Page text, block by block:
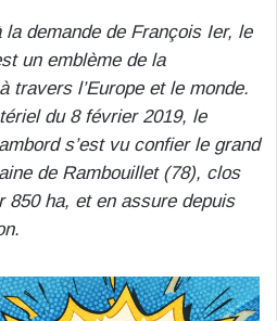
demande de François Ier, le
un emblème de la
travers l’Europe et le monde.
du 8 février 2019, le
s’est vu confier le grand
de Rambouillet (78), clos
850 ha, et en assure depuis